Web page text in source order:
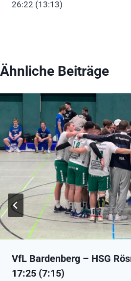
26:22 (13:13)
Ähnliche Beiträge
VfL Bardenberg – HSG
17:25 (7:15)